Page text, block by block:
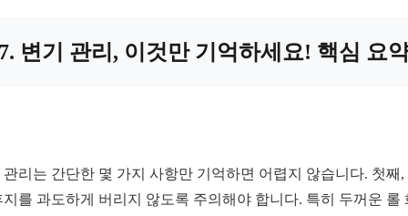
변기 관리, 이것만 기억하세요! 핵심 요
관리는 간단한 몇 가지 사항만 기억하면 어렵지 않습니다. 첫째,
지를 과도하게 버리지 않도록 주의해야 합니다. 특히 두꺼운 롤